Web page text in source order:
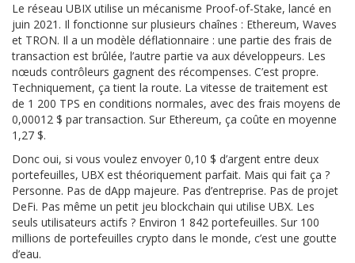
Le réseau UBIX utilise un mécanisme Proof-of-Stake, lancé en
juin 2021. Il fonctionne sur plusieurs chaînes : Ethereum, Waves
et TRON. Il a un modèle déflationnaire : une partie des frais de
transaction est brûlée, l’autre partie va aux développeurs. Les
nœuds contrôleurs gagnent des récompenses. C’est propre.
Techniquement, ça tient la route. La vitesse de traitement est
de 1 200 TPS en conditions normales, avec des frais moyens de
0,00012 $ par transaction. Sur Ethereum, ça coûte en moyenne
1,27 $.
Donc oui, si vous voulez envoyer 0,10 $ d’argent entre deux
portefeuilles, UBX est théoriquement parfait. Mais qui fait ça ?
Personne. Pas de dApp majeure. Pas d’entreprise. Pas de projet
DeFi. Pas même un petit jeu blockchain qui utilise UBX. Les
seuls utilisateurs actifs ? Environ 1 842 portefeuilles. Sur 100
millions de portefeuilles crypto dans le monde, c’est une goutte
d’eau.